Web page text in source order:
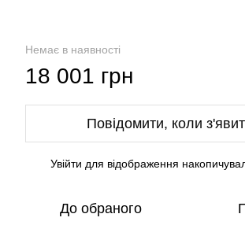
Немає в наявності
18 001 грн
Повідомити, коли
Увійти для відображення
До обраного